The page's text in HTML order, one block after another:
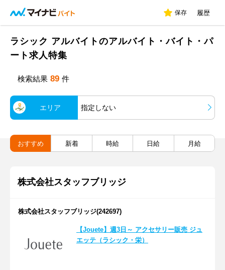
保存 履歴
ラシック アルバイトのアルバイト・バイト・パ
ート求人特集
検索結果 89 件
エリア 指定しない
おすすめ 新着 時給 日給 月給
株式会社スタッフブリッジ
株式会社スタッフブリッジ(242697)
【Jouete】週3日～ アクセサリー販売 ジュ
エッテ（ラシック・栄）